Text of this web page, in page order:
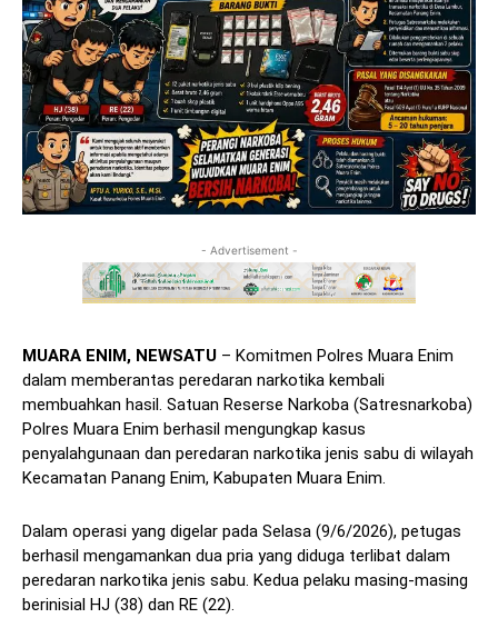
- Advertisement -
MUARA ENIM, NEWSATU – Komitmen Polres Muara Enim
dalam memberantas peredaran narkotika kembali
membuahkan hasil. Satuan Reserse Narkoba (Satresnarkoba)
Polres Muara Enim berhasil mengungkap kasus
penyalahgunaan dan peredaran narkotika jenis sabu di wilayah
Kecamatan Panang Enim, Kabupaten Muara Enim.
Dalam operasi yang digelar pada Selasa (9/6/2026), petugas
berhasil mengamankan dua pria yang diduga terlibat dalam
peredaran narkotika jenis sabu. Kedua pelaku masing-masing
berinisial HJ (38) dan RE (22).